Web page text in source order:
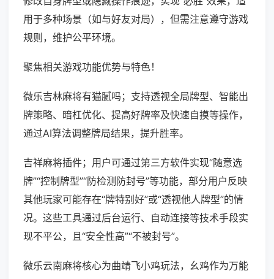
用于多种场景（如与好友对局），但需注意遵守游戏
规则，维护公平环境。
聚焦相关游戏功能优势与特色！
微乐吉林麻将有猫腻吗；支持透视全局牌型、智能出
牌策略、暗杠优化、提高好牌率及快速自摸等操作，
通过AI算法调整牌局结果，提升胜率。
吉祥麻将插件；用户可通过第三方软件实现“随意选
牌”“控制牌型”“防检测防封号”等功能，部分用户反映
其他玩家可能存在“牌特别好”或“透视他人牌型”的情
况。这些工具通过后台运行、自动连接等技术手段实
现不平公，且“安全性高”“不被封号”。
微乐云南麻将核心为曲靖飞小鸡玩法，幺鸡作为万能